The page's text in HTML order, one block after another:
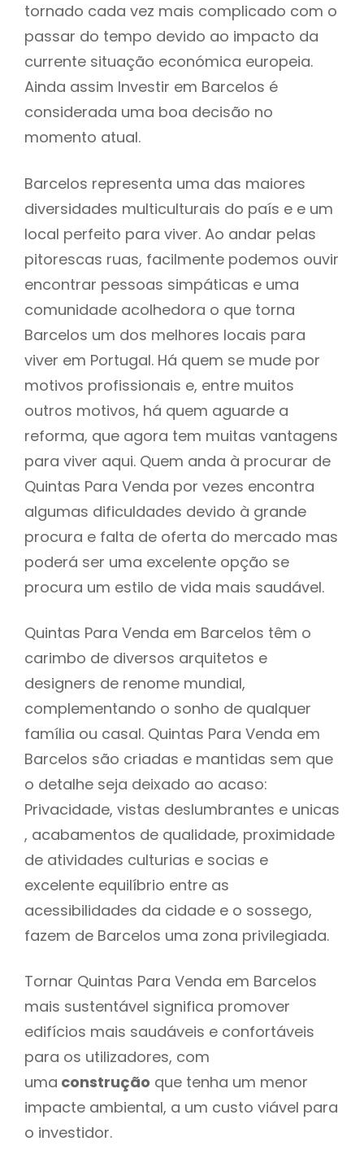
tornado cada vez mais complicado com o
passar do tempo devido ao impacto da
currente situação económica europeia.
Ainda assim Investir em Barcelos é
considerada uma boa decisão no
momento atual.
Barcelos representa uma das maiores
diversidades multiculturais do país e e um
local perfeito para viver. Ao andar pelas
pitorescas ruas, facilmente podemos ouvir
encontrar pessoas simpáticas e uma
comunidade acolhedora o que torna
Barcelos um dos melhores locais para
viver em Portugal. Há quem se mude por
motivos profissionais e, entre muitos
outros motivos, há quem aguarde a
reforma, que agora tem muitas vantagens
para viver aqui. Quem anda à procurar de
Quintas Para Venda por vezes encontra
algumas dificuldades devido à grande
procura e falta de oferta do mercado mas
poderá ser uma excelente opção se
procura um estilo de vida mais saudável.
Quintas Para Venda em Barcelos têm o
carimbo de diversos arquitetos e
designers de renome mundial,
complementando o sonho de qualquer
família ou casal. Quintas Para Venda em
Barcelos são criadas e mantidas sem que
o detalhe seja deixado ao acaso:
Privacidade, vistas deslumbrantes e unicas
, acabamentos de qualidade, proximidade
de atividades culturias e socias e
excelente equilíbrio entre as
acessibilidades da cidade e o sossego,
fazem de Barcelos uma zona privilegiada.
Tornar Quintas Para Venda em Barcelos
mais sustentável significa promover
edifícios mais saudáveis e confortáveis
para os utilizadores, com
uma construção que tenha um menor
impacte ambiental, a um custo viável para
o investidor.